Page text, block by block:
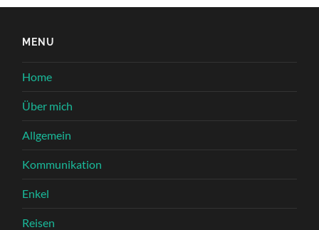
MENU
Home
Über mich
Allgemein
Kommunikation
Enkel
Reisen